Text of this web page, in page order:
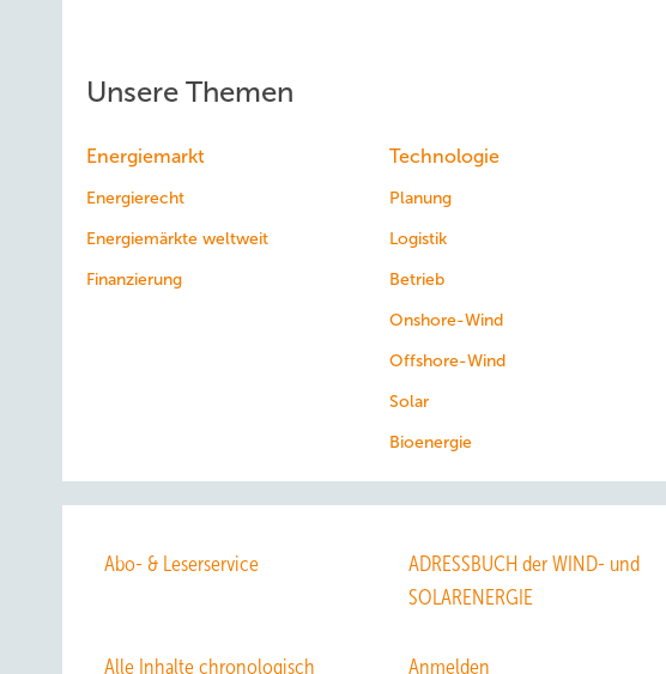
Unsere Themen
Energiemarkt
Energierecht
Energiemärkte weltweit
Finanzierung
Technologie
Planung
Logistik
Betrieb
Onshore-Wind
Offshore-Wind
Solar
Bioenergie
Abo- & Leserservice
ADRESSBUCH der WIND- und
SOLARENERGIE
Alle Inhalte chronologisch Anmelden